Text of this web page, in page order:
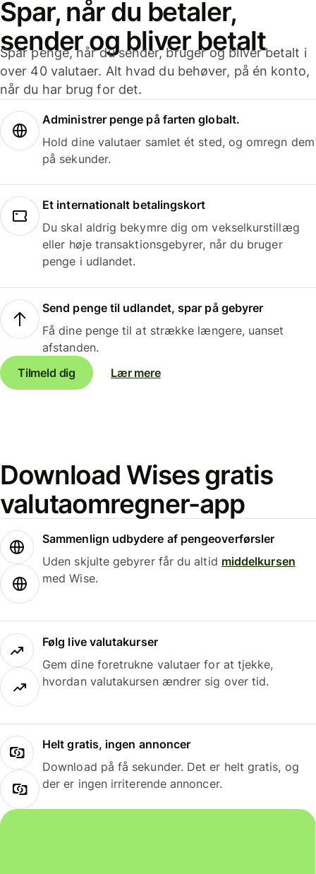
Spar, når du betaler,
sender og bliver betalt
Spar penge, når du sender, bruger og bliver betalt i
over 40 valutaer. Alt hvad du behøver, på én konto,
når du har brug for det.
Administrer penge på farten globalt.
Hold dine valutaer samlet ét sted, og omregn dem
på sekunder.
Et internationalt betalingskort
Du skal aldrig bekymre dig om vekselkurstillæg
eller høje transaktionsgebyrer, når du bruger
penge i udlandet.
Send penge til udlandet, spar på gebyrer
Få dine penge til at strække længere, uanset
afstanden.
Tilmeld dig
Lær mere
Download Wises gratis
valutaomregner-app
Sammenlign udbydere af pengeoverførsler
Uden skjulte gebyrer får du altid middelkursen
med Wise.
Følg live valutakurser
Gem dine foretrukne valutaer for at tjekke,
hvordan valutakursen ændrer sig over tid.
Helt gratis, ingen annoncer
Download på få sekunder. Det er helt gratis, og
der er ingen irriterende annoncer.